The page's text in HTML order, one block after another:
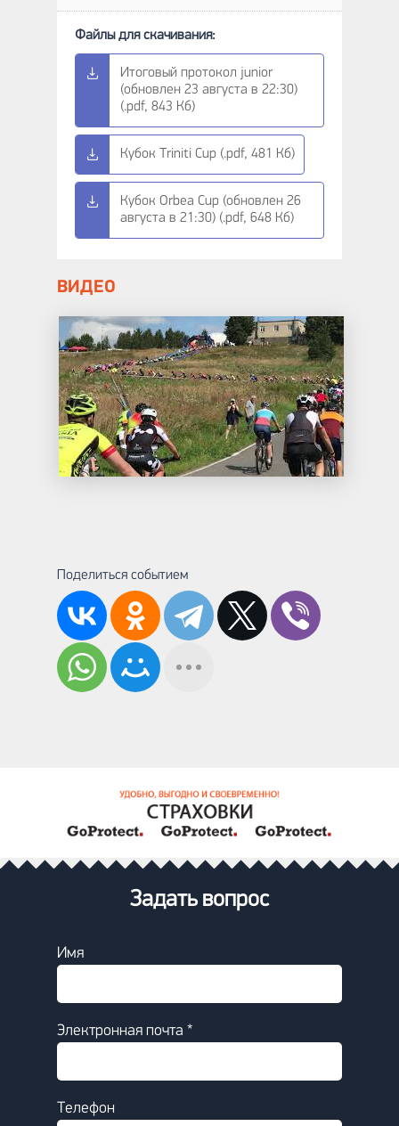
Итоговый протокол junior
(обновлен 23 августа в 22:30)
(.pdf, 843 Кб)
Кубок Triniti Cup (.pdf, 481 Кб)
Кубок Orbea Cup (обновлен 26
августа в 21:30) (.pdf, 648 Кб)
ВИДЕО
Поделиться событием
Задать вопрос
Имя
Электронная почта *
Телефон